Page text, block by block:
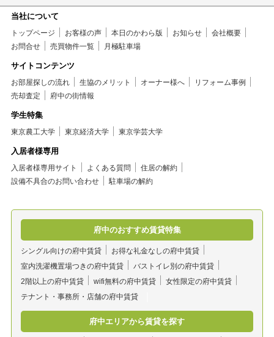
当社について
トップページ お客様の声 本日のかわら版 お知らせ
会社概要
お問合せ
売買物件一覧 月極駐車場
サイトコンテンツ
お部屋探しの流れ 生協のメリット オーナー様へ
リフォーム事例
売却査定
府中の街情報
学生特集
東京農工大学 東京経済大学 東京学芸大学
入居者様専用
入居者様専用サイト よくある質問
住居の解約
設備不具合のお問い合わせ
駐車場の解約
府中のおすすめ賃貸特集
シングル向けの府中賃貸
お得な礼金なしの府中賃貸
室内洗濯機置場つきの府中賃貸
バストイレ別の府中賃貸
2階以上の府中賃貸
wifi無料の府中賃貸
女性限定の府中賃貸
テナント・事務所・店舗の府中賃貸
府中エリアから賃貸を探す